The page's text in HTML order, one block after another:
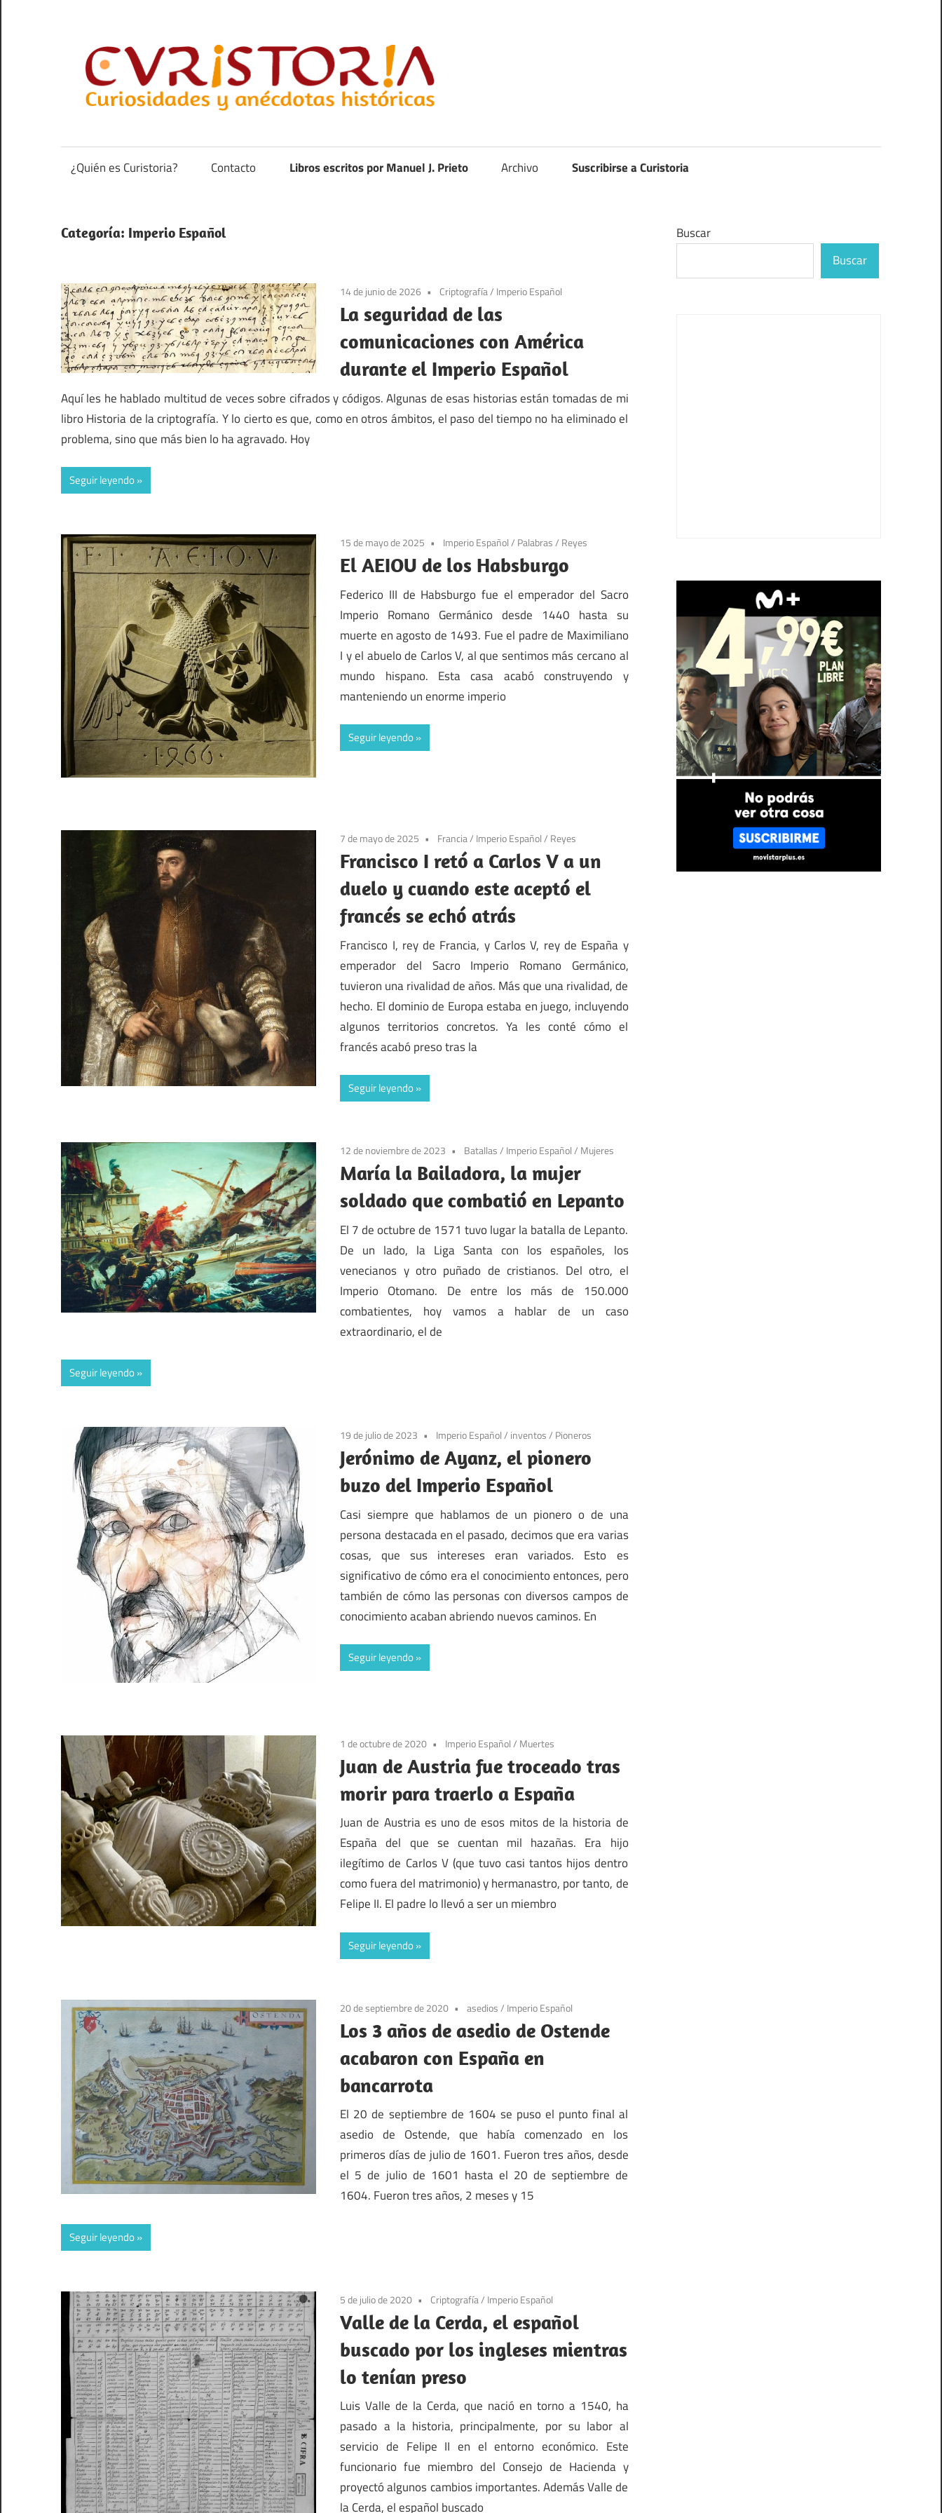
contenido
anécdotas
de
¿Quién es Curistoria? Contacto Libros escritos por Manuel J. Prieto Archivo Suscribirse a Curistoria
Categoría: Imperio Español
14 de junio de 2026 Criptografía/ Imperio Español
La seguridad de las
comunicaciones con América
durante el Imperio Español
Aquí les he hablado multitud de veces sobre cifrados y códigos. Algunas de esas historias están tomadas de mi
libro Historia de la criptografía. Y lo cierto es que, como en otros ámbitos, el paso del tiempo no ha eliminado el
problema, sino que más bien lo ha agravado. Hoy
Seguir leyendo
15 de mayo de 2025 Imperio Español/ Palabras/ Reyes
El AEIOU de los Habsburgo
Federico III de Habsburgo fue el emperador del Sacro
Imperio Romano Germánico desde 1440 hasta su
muerte en agosto de 1493. Fue el padre de Maximiliano
I y el abuelo de Carlos V, al que sentimos más cercano al
mundo hispano. Esta casa acabó construyendo y
manteniendo un enorme imperio
Seguir leyendo
7 de mayo de 2025 Francia/ Imperio Español/ Reyes
Francisco I retó a Carlos V a un
duelo y cuando este aceptó el
francés se echó atrás
Francisco I, rey de Francia, y Carlos V, rey de España y
emperador del Sacro Imperio Romano Germánico,
tuvieron una rivalidad de años. Más que una rivalidad, de
hecho. El dominio de Europa estaba en juego, incluyendo
algunos territorios concretos. Ya les conté cómo el
francés acabó preso tras la
Seguir leyendo
12 de noviembre de 2023 Batallas/ Imperio Español/ Mujeres
María la Bailadora, la mujer
soldado que combatió en Lepanto
El 7 de octubre de 1571 tuvo lugar la batalla de Lepanto.
De un lado, la Liga Santa con los españoles, los
venecianos y otro puñado de cristianos. Del otro, el
Imperio Otomano. De entre los más de 150.000
combatientes, hoy vamos a hablar de un caso
extraordinario, el de
Seguir leyendo
19 de julio de 2023 Imperio Español/ inventos/ Pioneros
Jerónimo de Ayanz, el pionero
buzo del Imperio Español
Casi siempre que hablamos de un pionero o de una
persona destacada en el pasado, decimos que era varias
cosas, que sus intereses eran variados. Esto es
significativo de cómo era el conocimiento entonces, pero
también de cómo las personas con diversos campos de
conocimiento acaban abriendo nuevos caminos. En
Seguir leyendo
1 de octubre de 2020 Imperio Español/ Muertes
Juan de Austria fue troceado tras
morir para traerlo a España
Juan de Austria es uno de esos mitos de la historia de
España del que se cuentan mil hazañas. Era hijo
ilegítimo de Carlos V (que tuvo casi tantos hijos dentro
como fuera del matrimonio) y hermanastro, por tanto, de
Felipe II. El padre lo llevó a ser un miembro
Seguir leyendo
20 de septiembre de 2020 asedios/ Imperio Español
Los 3 años de asedio de Ostende
acabaron con España en
bancarrota
El 20 de septiembre de 1604 se puso el punto final al
asedio de Ostende, que había comenzado en los
primeros días de julio de 1601. Fueron tres años, desde
el 5 de julio de 1601 hasta el 20 de septiembre de
1604. Fueron tres años, 2 meses y 15
Seguir leyendo
5 de julio de 2020 Criptografía/ Imperio Español
Valle de la Cerda, el español
buscado por los ingleses mientras
lo tenían preso
Luis Valle de la Cerda, que nació en torno a 1540, ha
pasado a la historia, principalmente, por su labor al
servicio de Felipe II en el entorno económico. Este
funcionario fue miembro del Consejo de Hacienda y
proyectó algunos cambios importantes. Además Valle de
la Cerda, el español buscado
Buscar
Buscar